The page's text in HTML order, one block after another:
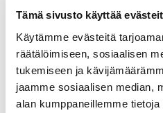
Tämä sivusto käyttää
Käytämme evästeitä
räätälöimiseen, sosiaalisen
tukemiseen ja
jaamme sosiaalisen median,
alan kumppaneillemme